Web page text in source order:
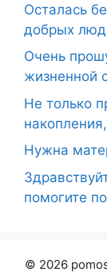
Осталась
добрых
Очень
жизненной
Не только
Нужна
помогите
© 2026